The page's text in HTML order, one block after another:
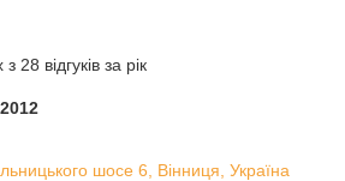
28 відгуків за рік
шосе 6, Вінниця, Україна